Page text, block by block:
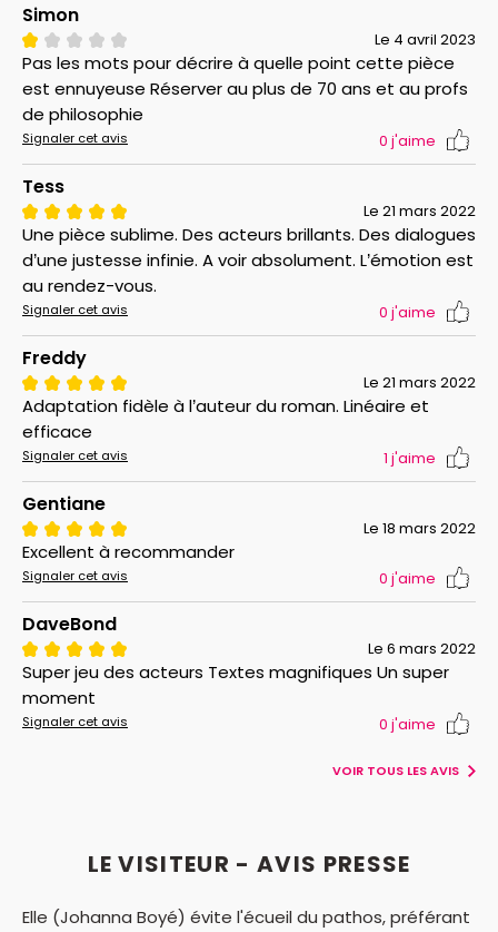
Simon
Le 4 avril 2023
Pas les mots pour décrire à quelle point cette pièce
est ennuyeuse Réserver au plus de 70 ans et au profs
de philosophie
Signaler cet avis 0 j'aime
Tess
Le 21 mars 2022
Une pièce sublime. Des acteurs brillants. Des dialogues
d’une justesse infinie. A voir absolument. L’émotion est
au rendez-vous.
Signaler cet avis 0 j'aime
Freddy
Le 21 mars 2022
Adaptation fidèle à l’auteur du roman. Linéaire et
efficace
Signaler cet avis 1 j'aime
Gentiane
Le 18 mars 2022
Excellent à recommander
Signaler cet avis 0 j'aime
DaveBond
Le 6 mars 2022
Super jeu des acteurs Textes magnifiques Un super
moment
Signaler cet avis 0 j'aime
VOIR TOUS LES AVIS
LE VISITEUR - AVIS PRESSE
Elle (Johanna Boyé) évite l'écueil du pathos, préférant